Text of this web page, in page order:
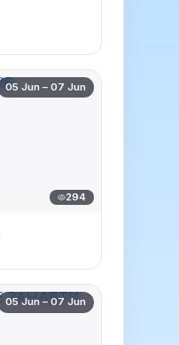
05 Jun – 07 Jun
294
05 Jun – 07 Jun